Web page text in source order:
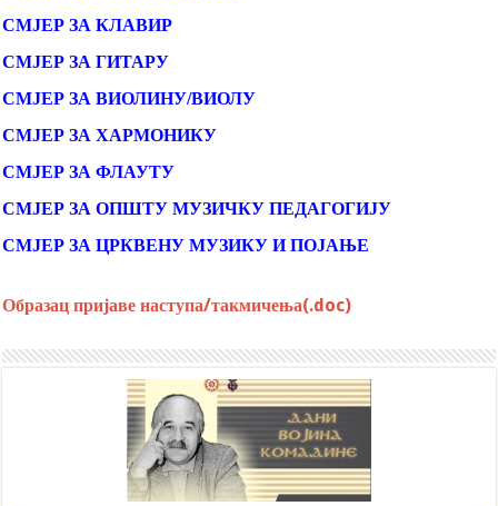
СМЈЕР ЗА КЛАВИР
СМЈЕР ЗА ГИТАРУ
СМЈЕР ЗА ВИОЛИНУ/ВИОЛУ
СМЈЕР ЗА ХАРМОНИКУ
СМЈЕР ЗА ФЛАУТУ
СМЈЕР ЗА ОПШТУ МУЗИЧКУ ПЕДАГОГИЈУ
СМЈЕР ЗА ЦРКВЕНУ МУЗИКУ И ПОЈАЊЕ
Образац пријаве наступа/такмичења(.doc)